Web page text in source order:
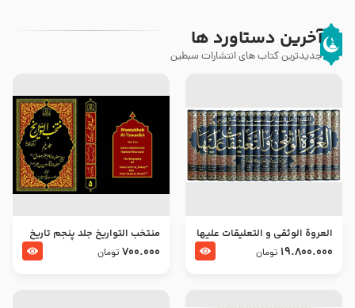
آخرین دستاورد ها
جدیدترین کتاب های انتشارات سبطین
العروة الوثقى و التعليقات عليها
– طرح جدید
19.800.000 تومان
منتخب التواریخ جلد پنجم تاریخ
امام جعفر صادق و امام موسی
700.000 تومان